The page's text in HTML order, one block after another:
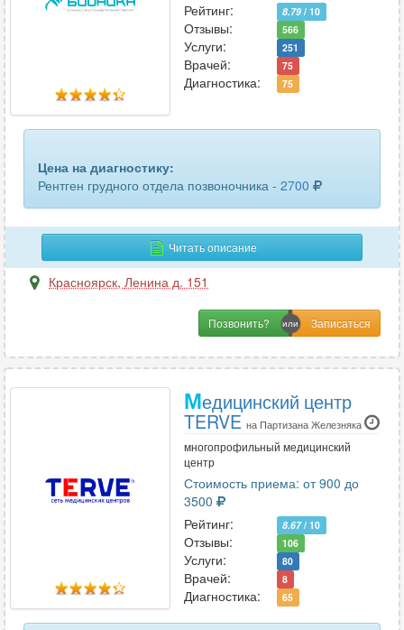
шейного отдела позвоночника
Рейтинг:
8.79 / 10
Отзывы: 566
Услуги: 251
Врачей: 75
Диагностика: 75
Цена на диагностику:
Рентген грудного отдела позвоночника - 2700
Читать описание
Красноярск, Ленина д. 151
Позвонить?
Медицинский центр
TERVE на Партизана Железняка
многопрофильный медицинский
центр
Стоимость приема: от 900 до
3500
Рейтинг:
8.67/ 10
Отзывы: 106
Услуги: 80
Врачей: 8
Диагностика: 65